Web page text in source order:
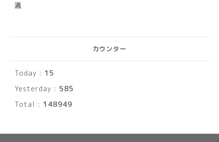
満
カウンター
Today : 15
Yesterday : 585
Total : 148949